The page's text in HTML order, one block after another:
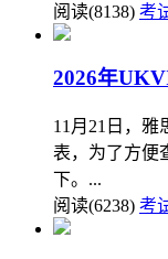
阅读(8138) 考
2026年
11月21日，雅
表，为了方便
下。...
阅读(6238) 考